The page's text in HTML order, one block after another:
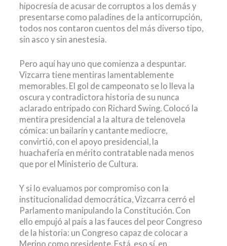
hipocresía de acusar de corruptos a los demás y
presentarse como paladines de la anticorrupción,
todos nos contaron cuentos del más diverso tipo,
sin asco y sin anestesia.
Pero aquí hay uno que comienza a despuntar.
Vizcarra tiene mentiras lamentablemente
memorables. El gol de campeonato se lo lleva la
oscura y contradictora historia de su nunca
aclarado entripado con Richard Swing. Colocó la
mentira presidencial a la altura de telenovela
cómica: un bailarín y cantante mediocre,
convirtió, con el apoyo presidencial, la
huachafería en mérito contratable nada menos
que por el Ministerio de Cultura.
Y si lo evaluamos por compromiso con la
institucionalidad democrática, Vizcarra cerró el
Parlamento manipulando la Constitución. Con
ello empujó al país a las fauces del peor Congreso
de la historia: un Congreso capaz de colocar a
Merino como presidente. Está, eso sí, en